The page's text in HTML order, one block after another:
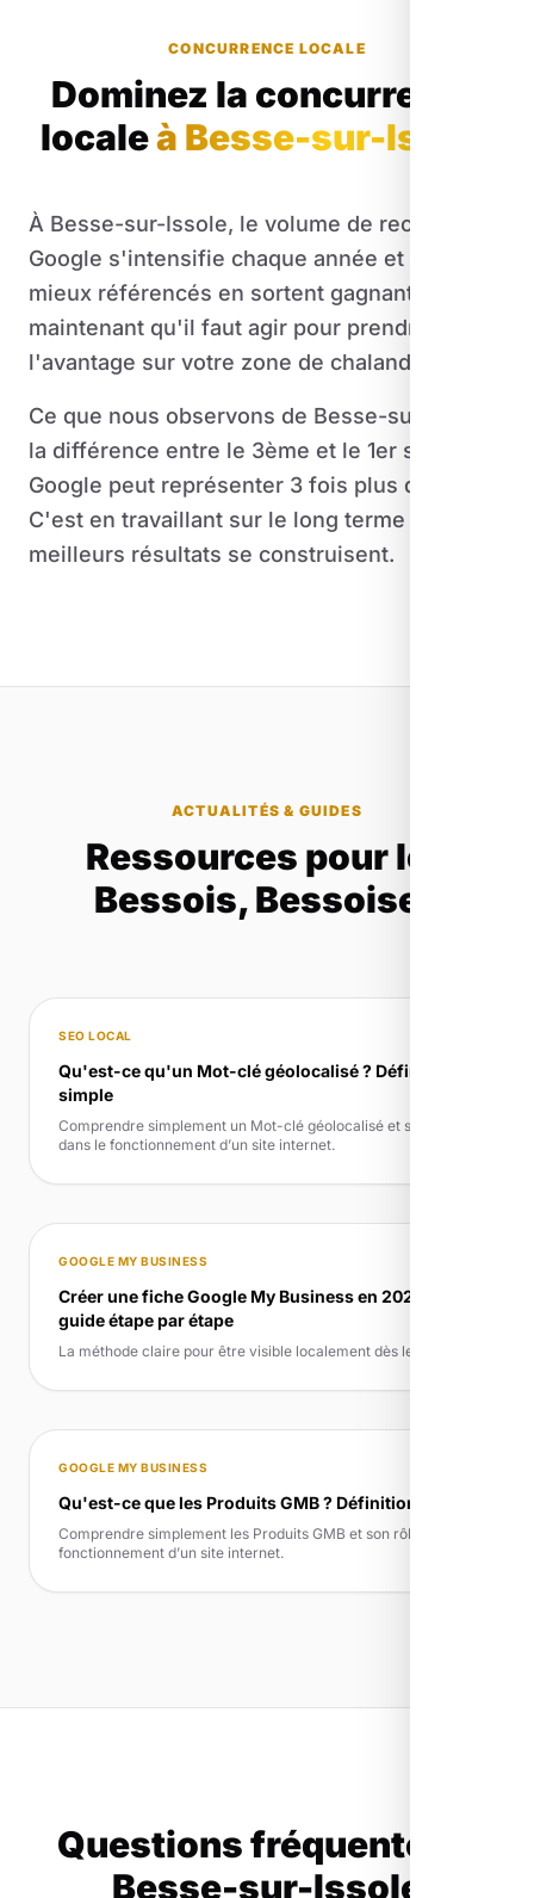
CONCURRENCE LOCALE
Dominez la concurrence
localeà Besse-sur-Issole
À Besse-sur-Issole, le volume de recherches
Google s'intensifie chaque année et seuls les
mieux référencés en sortent gagnants. C'est
maintenant qu'il faut agir pour prendre
l'avantage sur votre zone de chalandise.
Ce que nous observons de Besse-sur-Issole,
la différence entre le 3ème et le 1er sur
Google peut représenter 3 fois plus d'appels.
C'est en travaillant sur le long terme que les
meilleurs résultats se construisent.
ACTUALITÉS & GUIDES
Ressources pour les
Bessois, Bessoises
SEO LOCAL
Qu'est-ce qu'un Mot-clé géolocalisé ? Définition
simple
Comprendre simplement un Mot-clé géolocalisé et son rôle
dans le fonctionnement d’un site internet.
GOOGLE MY BUSINESS
Créer une fiche Google My Business en 2026 :
guide étape par étape
La méthode claire pour être visible localement dès le départ
GOOGLE MY BUSINESS
Qu'est-ce que les Produits GMB ? Définition simple
Comprendre simplement les Produits GMB et son rôle dans le
fonctionnement d’un site internet.
Questions fréquentes à
Besse-sur-Issole